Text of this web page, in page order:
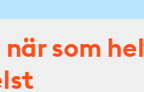
när som